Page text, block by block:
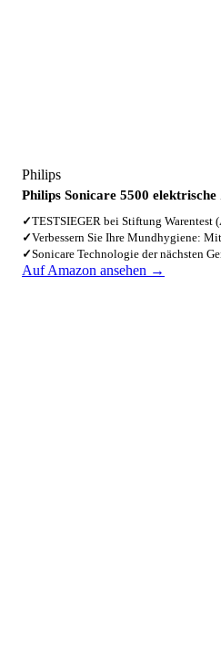
Philips
Philips Sonicare 5500
✓TESTSIEGER bei Stiftung Warentest
✓Verbessern Sie Ihre Mundhygiene:
✓Sonicare Technologie der nächsten
Auf Amazon ansehen →